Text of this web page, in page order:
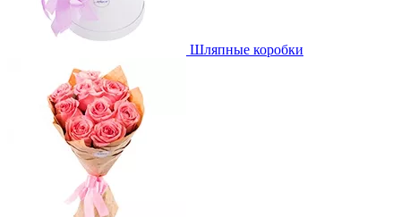
Шляпные коробки